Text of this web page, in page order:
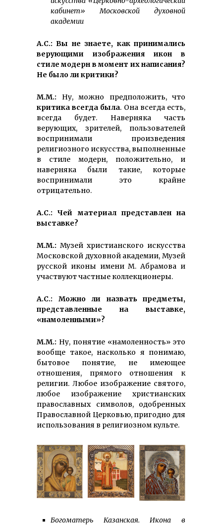
кабинет» Московской духовной
академии
А.С.: Вы не знаете, как принимались
верующими изображения икон в
стиле модерн в момент их написания?
Не было ли критики?
М.М.: Ну, можно предположить, что
критика всегда была. Она всегда есть,
всегда будет. Наверняка часть
верующих, зрителей, пользователей
воспринимали произведения
религиозного искусства, выполненные
в стиле модерн, положительно, и
наверняка были такие, которые
воспринимали это крайне
отрицательно.
А.С.: Чей материал представлен на
выставке?
М.М.: Музей христианского искусства
Московской духовной академии, Музей
русской иконы имени М. Абрамова и
участвуют частные коллекционеры.
А.С.: Можно ли назвать предметы,
представленные на выставке,
«намоленными»?
М.М.: Ну, понятие «намоленность» это
вообще такое, насколько я понимаю,
бытовое понятие, не имеющее
отношения, прямого отношения к
религии. Любое изображение святого,
любое изображение христианских
православных символов, одобренных
Православной Церковью, пригодно для
использования в религиозном культе.
Богоматерь Казанская. Икона в